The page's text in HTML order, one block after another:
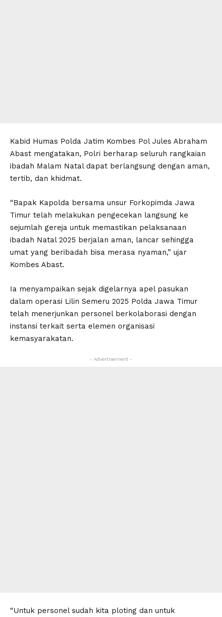
Kabid Humas Polda Jatim Kombes Pol Jules Abraham
Abast mengatakan, Polri berharap seluruh rangkaian
ibadah Malam Natal dapat berlangsung dengan aman,
tertib, dan khidmat.
“Bapak Kapolda bersama unsur Forkopimda Jawa
Timur telah melakukan pengecekan langsung ke
sejumlah gereja untuk memastikan pelaksanaan
ibadah Natal 2025 berjalan aman, lancar sehingga
umat yang beribadah bisa merasa nyaman,” ujar
Kombes Abast.
Ia menyampaikan sejak digelarnya apel pasukan
dalam operasi Lilin Semeru 2025 Polda Jawa Timur
telah menerjunkan personel berkolaborasi dengan
instansi terkait serta elemen organisasi
kemasyarakatan.
- Advertisement -
“Untuk personel sudah kita ploting dan untuk